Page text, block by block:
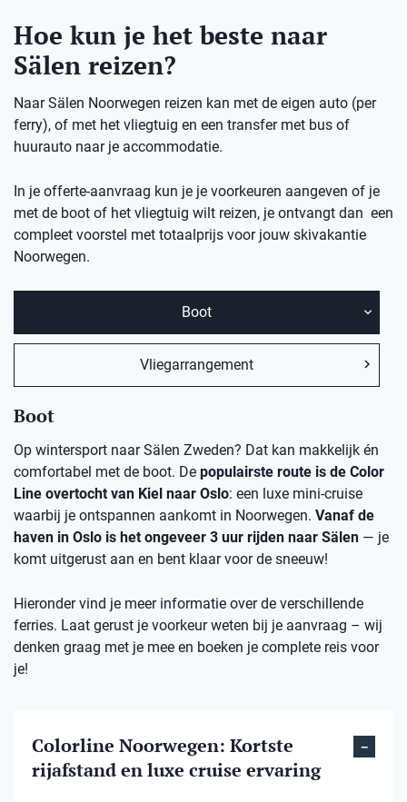
Hoe kun je het beste naar
Sälen reizen?
Naar Sälen Noorwegen reizen kan met de eigen auto (per
ferry), of met het vliegtuig en een transfer met bus of
huurauto naar je accommodatie.
In je offerte-aanvraag kun je je voorkeuren aangeven of je
met de boot of het vliegtuig wilt reizen, je ontvangt dan een
compleet voorstel met totaalprijs voor jouw skivakantie
Noorwegen.
Boot
Vliegarrangement
Boot
Op wintersport naar Sälen Zweden? Dat kan makkelijk én
comfortabel met de boot. De populairste route is de Color
Line overtocht van Kiel naar Oslo: een luxe mini-cruise
waarbij je ontspannen aankomt in Noorwegen. Vanaf de
haven in Oslo is het ongeveer 3 uur rijden naar Sälen — je
komt uitgerust aan en bent klaar voor de sneeuw!
Hieronder vind je meer informatie over de verschillende
ferries. Laat gerust je voorkeur weten bij je aanvraag – wij
denken graag met je mee en boeken je complete reis voor
je!
Colorline Noorwegen: Kortste
rijafstand en luxe cruise ervaring